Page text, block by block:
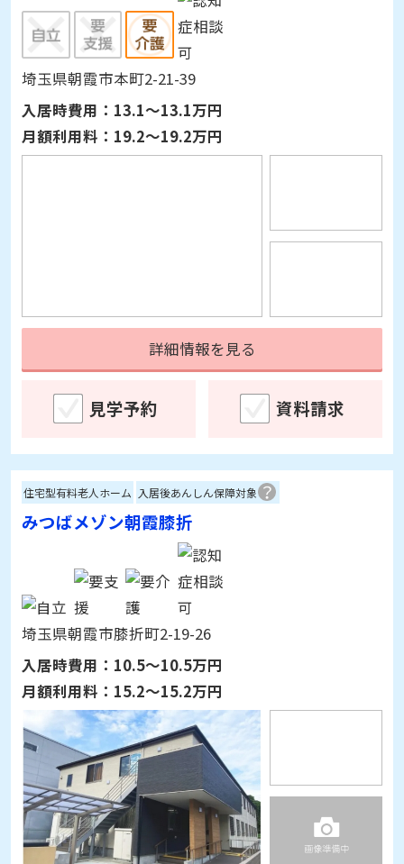
埼玉県朝霞市本町2-21-39
入居時費用：13.1～13.1万円
月額利用料：19.2～19.2万円
見学予約
みつばメゾン朝霞膝折
埼玉県朝霞市膝折町2-19-26
入居時費用：
10.5～10.5万円
月額利用料：15.2～15.2万円
詳細情報を見る